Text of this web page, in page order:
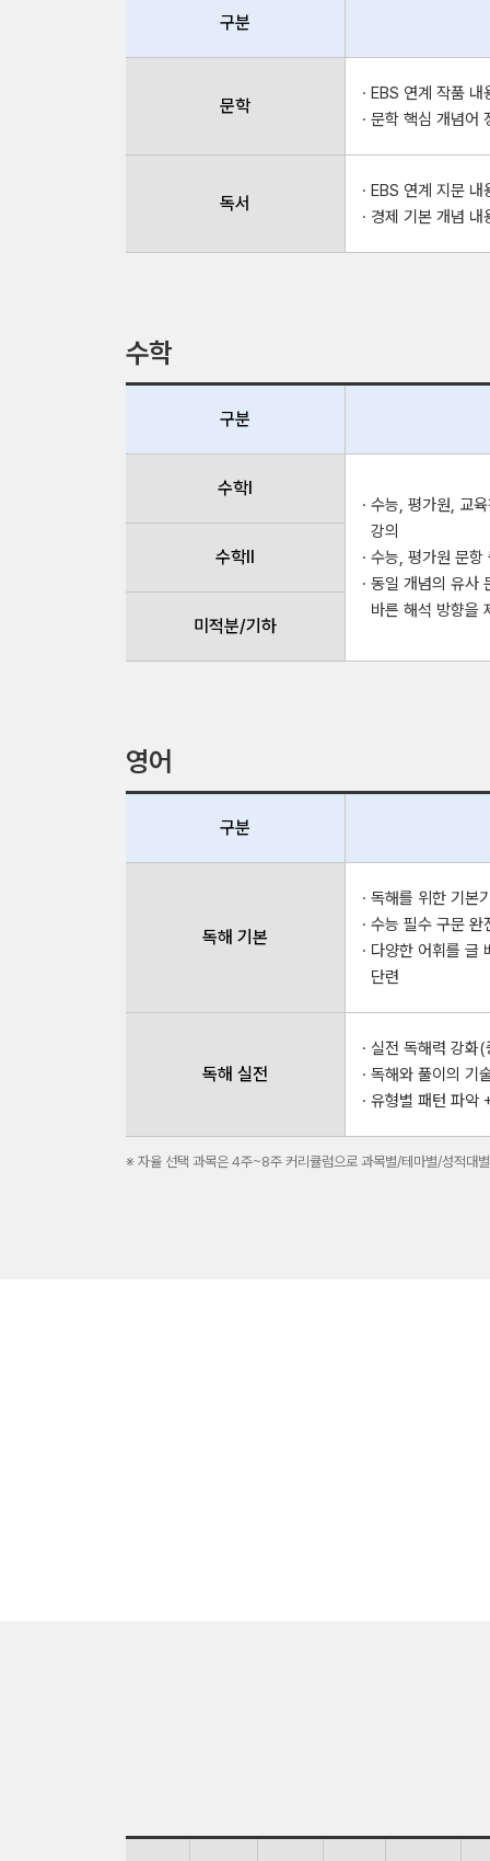
구분
문학
· EBS 연계 작품 내
· 문학 핵심 개념어
독서
· EBS 연계 지문 내
· 경제 기본 개념 내
수학
구분
수학Ⅰ
· 수능, 평가원, 교
강의
· 수능, 평가원 문
· 동일 개념의 유사
바른 해석 방향을
수학Ⅱ
미적분/기하
영어
구분
독해 기본
· 독해를 위한 기본
· 수능 필수 구문 완
· 다양한 어휘를 글
단련
독해 실전
· 실전 독해력 강화
· 독해와 풀이의 기
· 유형별 패턴 파악
※ 자율 선택 과목은 4주~8주 커리큘럼으로 과목별/테마별/성적대